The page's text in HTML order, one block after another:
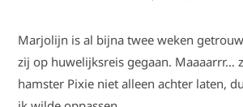
Marjolijn is al bijna twee weken
zij op huwelijksreis gegaan. Maaaarrr…
hamster Pixie niet alleen achter laten,